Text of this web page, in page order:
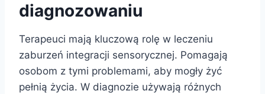
diagnozowaniu
Terapeuci mają kluczową rolę w leczeniu
zaburzeń integracji sensorycznej. Pomagają
osobom z tymi problemami, aby mogły żyć
pełnią życia. W diagnozie używają różnych